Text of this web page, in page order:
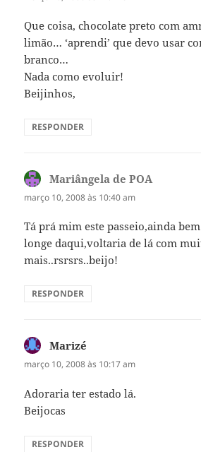
Que coisa, chocolate preto com
limão… ‘aprendi’ que devo usar
branco…
Nada como evoluir!
Beijinhos,
RESPONDER
Mariângela de POAdisse:
março 10, 2008 às 10:40 am
Tá prá mim este passeio,ainda
longe daqui,voltaria de lá com
mais..rsrsrs..beijo!
RESPONDER
Marizé
março 10, 2008 às 10:17 am
Adoraria ter estado lá.
Beijocas
RESPONDER